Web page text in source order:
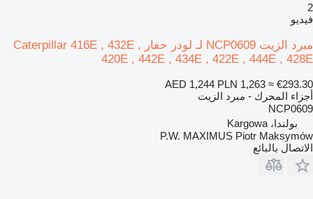
2
فيديو
مبرد الزيت NCP0609 لـ لودر حفار Caterpillar 416E , 432E ,
420E , 442E , 434E , 422E , 444E , 428E
AED 1,244 PLN 1,263 ≈ €293.30
أجزاء المحرك - مبرد الزيت
NCP0609
بولندا، Kargowa
P.W. MAXIMUS Piotr Maksymów
الاتصال بالبائع